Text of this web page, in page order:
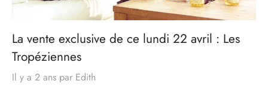
La vente exclusive de ce lundi 22 avril : Les
Tropéziennes
Il y a 2 ans par Edith